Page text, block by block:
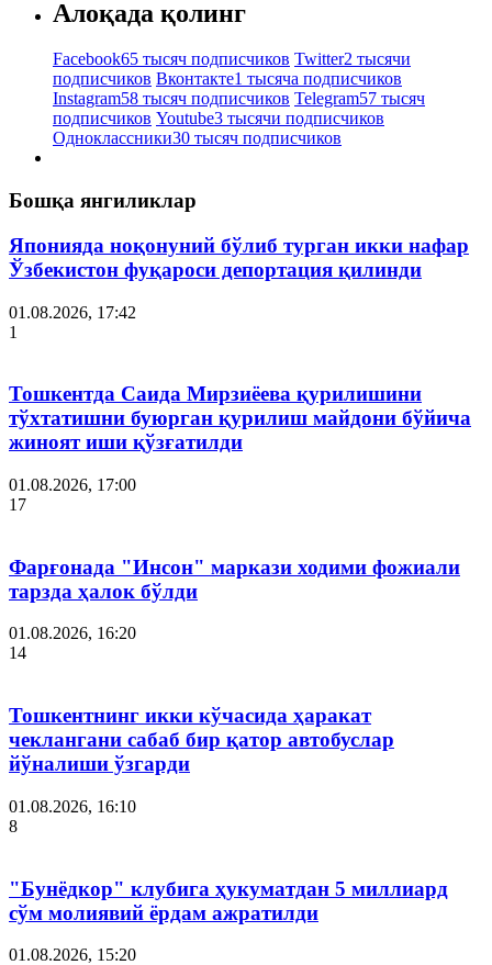
Алоқада қолинг
Facebook65 тысяч подписчиков Twitter2 тысячи
подписчиков Вконтакте1 тысяча подписчиков
Instagram58 тысяч подписчиков Telegram57 тысяч
подписчиков Youtube3 тысячи подписчиков
Одноклассники30 тысяч подписчиков
Бошқа янгиликлар
Японияда ноқонуний бўлиб турган икки нафар
Ўзбекистон фуқароси депортация қилинди
01.08.2026, 17:42
1
Тошкентда Саида Мирзиёева қурилишини
тўхтатишни буюрган қурилиш майдони бўйича
жиноят иши қўзғатилди
01.08.2026, 17:00
17
Фарғонада "Инсон" маркази ходими фожиали
тарзда ҳалок бўлди
01.08.2026, 16:20
14
Тошкентнинг икки кўчасида ҳаракат
чеклангани сабаб бир қатор автобуслар
йўналиши ўзгарди
01.08.2026, 16:10
8
"Бунёдкор" клубига ҳукуматдан 5 миллиард
сўм молиявий ёрдам ажратилди
01.08.2026, 15:20